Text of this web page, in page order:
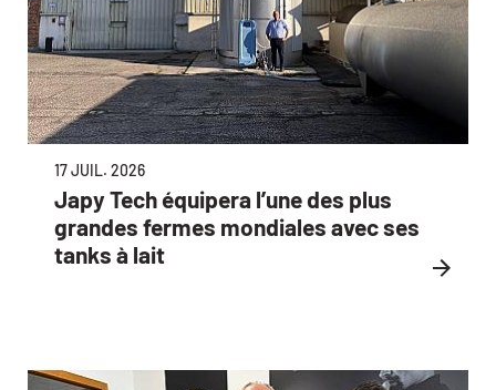
17 JUIL. 2026
Japy Tech équipera l’une des plus
grandes fermes mondiales avec ses
tanks à lait